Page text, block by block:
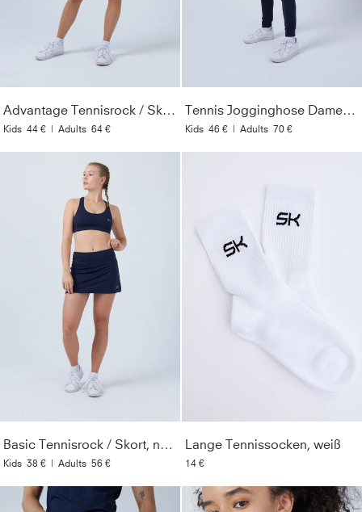
Advantage Tennisrock / Skort mit Ballhalter, navy blau
Kids 44 € | Adults 64 €
Tennis Jogginghose Damen & Mädchen, navy blau
Kids 46 € | Adults 70 €
Basic Tennisrock / Skort, navy blau
Kids 38 € | Adults 56 €
Lange Tennissocken, weiß
14 €